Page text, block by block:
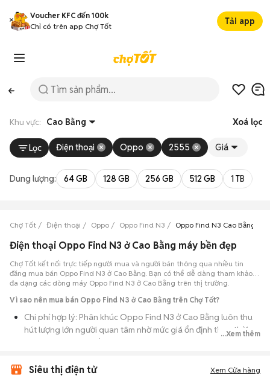
Voucher KFC đến 100k
Chỉ có trên app Chợ Tốt
Tải app
Khu vực: Cao Bằng Xoá lọc
Lọc Điện thoại Oppo 2555 Giá
Dung lượng: 64 GB 128 GB 256 GB 512 GB 1 TB
Chợ Tốt Điện thoại Oppo Oppo Find N3 Oppo Find N3 Cao Bằng
Điện thoại Oppo Find N3 ở Cao Bằng máy bền đẹp
Chợ Tốt kết nối trực tiếp người mua và người bán thông qua nhiều tin
đăng mua bán Oppo Find N3 ở Cao Bằng. Bạn có thể dễ dàng tham khảo
đa dạng các dòng máy Oppo Find N3 ở Cao Bằng trên thị trường.
Vì sao nên mua bán Oppo Find N3 ở Cao Bằng trên Chợ Tốt?
Chi phí hợp lý: Phân khúc Oppo Find N3 ở Cao Bằng luôn thu
hút lượng lớn người quan tâm nhờ mức giá ổn định theo thời
gian, phù hợp với số đông.
Bằng cung cấp cho bạn nhiều lựa chọn về tỷ lệ phần trăm pin,
...Xem thêm
Siêu thị điện tử Xem Cửa hàng